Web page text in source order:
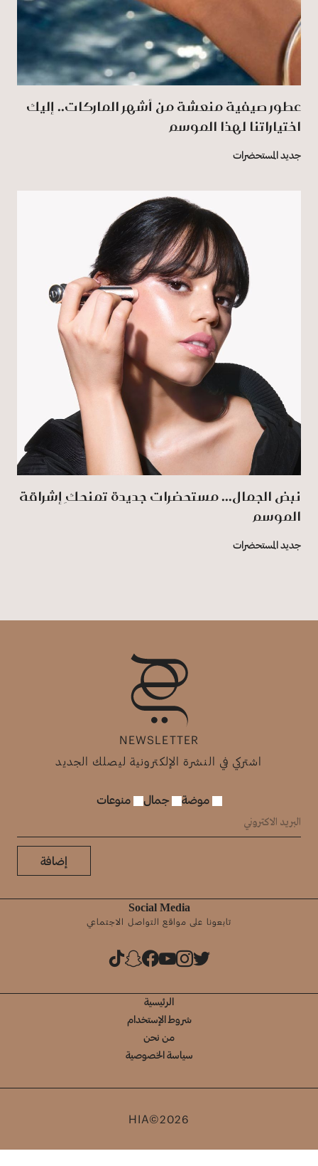
عطور صيفية منعشة من أشهر الماركات.. إليك
اختياراتنا لهذا الموسم
جديد المستحضرات
نبض الجمال... مستحضرات جديدة تمنحكِ إشراقة
الموسم
جديد المستحضرات
NEWSLETTER
اشتركي في النشرة الإلكترونية ليصلك الجديد
موضة جمال منوعات
إضافة
Social Media
تابعونا على مواقع التواصل الاجتماعي
الرئيسية
شروط الإستخدام
من نحن
سياسة الخصوصية
HIA©2026